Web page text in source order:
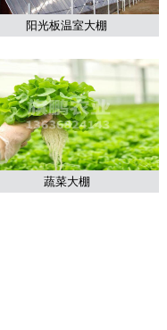
阳光板温室大棚
蔬菜大棚